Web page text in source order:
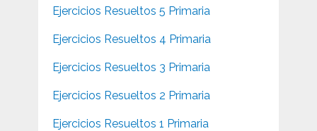
Ejercicios Resueltos 5 Primaria
Ejercicios Resueltos 4 Primaria
Ejercicios Resueltos 3 Primaria
Ejercicios Resueltos 2 Primaria
Ejercicios Resueltos 1 Primaria